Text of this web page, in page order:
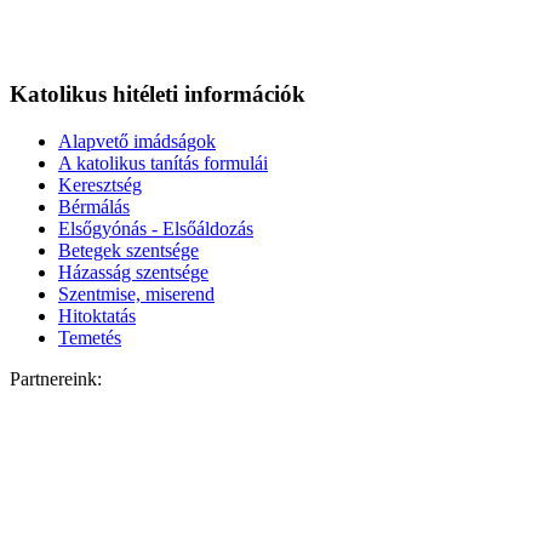
Katolikus hitéleti információk
Alapvető imádságok
A katolikus tanítás formulái
Keresztség
Bérmálás
Elsőgyónás - Elsőáldozás
Betegek szentsége
Házasság szentsége
Szentmise, miserend
Hitoktatás
Temetés
Partnereink: